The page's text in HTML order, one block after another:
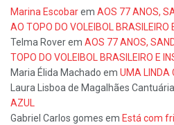
Marina Escobarem AOS 77 ANOS,
AO TOPO DO VOLEIBOL BRASILEIRO
Telma Roverem AOS 77 ANOS,
TOPO DO VOLEIBOL BRASILEIRO E
Maria Élida Machado em UMA LINDA
Laura Lisboa de Magalhães Cantuária
AZUL
Gabriel Carlos gomes em Está com